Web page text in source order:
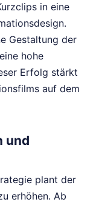
in eine
Gestaltung der
hohe
Erfolg stärkt
auf dem
und
plant der
erhöhen. Ab